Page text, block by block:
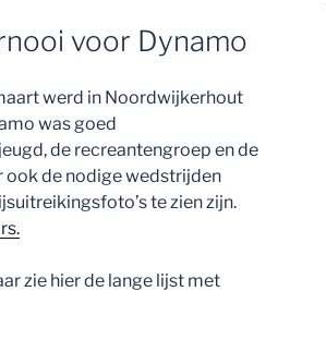
voor Dynamo
werd in Noordwijkerhout
was goed
de recreantengroep en de
de nodige wedstrijden
te zien zijn.
zie hier de lange lijst met